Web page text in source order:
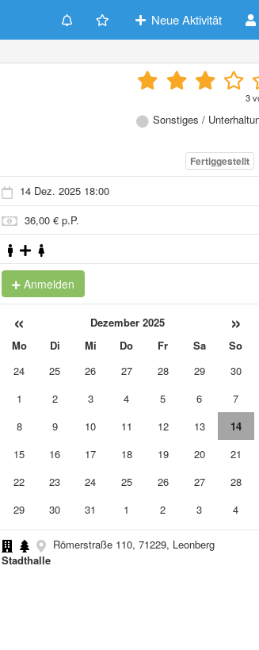
Neue Aktivität
3
Sonstiges /
Fertiggestellt
14 Dez. 2025 18:00
36,00 € p.P.
Anmelden
« Dezember 2025 »
Mo Di Mi Do Fr Sa
So
24
25 26 27 28 29
30
1
2 3 4 5 6
7
8
9 10 11 12 13
14
15
16 17 18 19 20
21
22
23 24 25 26 27
28
29
30 31 1 2 3 4
Römerstraße 110, 71229, Leonberg
Stadthalle